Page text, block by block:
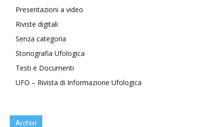
Presentazioni a video
Riviste digitali
Senza categoria
Storiografia Ufologica
Testi e Documenti
UFO – Rivista di Informazione Ufologica
Archivi